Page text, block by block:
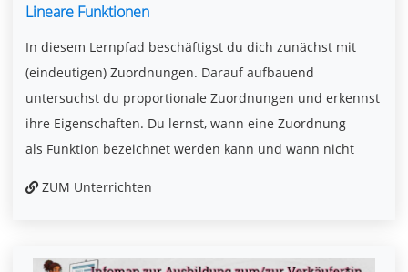
Lineare Funktionen
In diesem Lernpfad beschäftigst du dich zunächst mit
(eindeutigen) Zuordnungen. Darauf aufbauend
untersuchst du proportionale Zuordnungen und erkennst
ihre Eigenschaften. Du lernst, wann eine Zuordnung
als Funktion bezeichnet werden kann und wann nicht
ZUM Unterrichten